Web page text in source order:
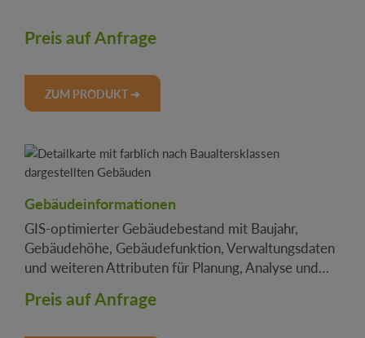
Preis auf Anfrage
ZUM PRODUKT ➔
Gebäudeinformationen
GIS-optimierter Gebäudebestand mit Baujahr,
Gebäudehöhe, Gebäudefunktion, Verwaltungsdaten
und weiteren Attributen für Planung, Analyse und
Preis auf Anfrage